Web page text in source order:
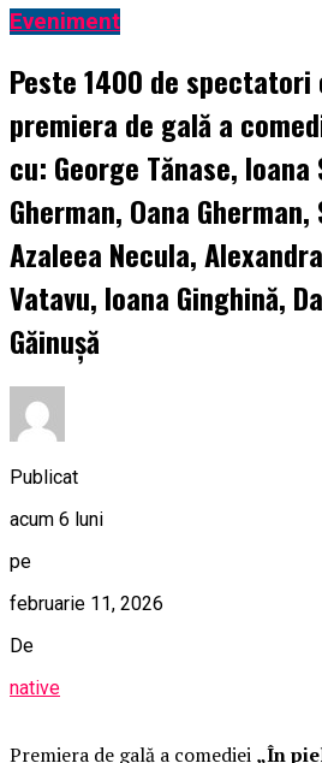
Eveniment
Peste 1400 de
premiera de gală a
cu: George Tănase,
Gherman, Oana
Azaleea Necula,
Vatavu, Ioana Ginghină,
Găinușă
Publicat
acum 6 luni
pe
februarie 11, 2026
De
native
Premiera de gală a comediei „În